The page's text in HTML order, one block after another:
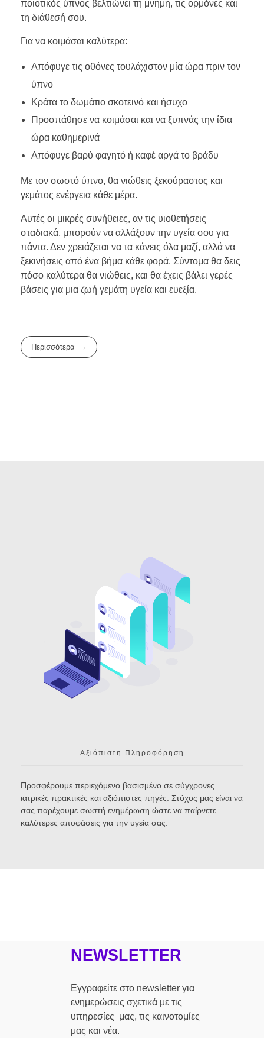
ποιοτικός ύπνος βελτιώνει τη μνήμη, τις ορμόνες και
τη διάθεσή σου.
Για να κοιμάσαι καλύτερα:
Απόφυγε τις οθόνες τουλάχιστον μία ώρα πριν τον
ύπνο
Κράτα το δωμάτιο σκοτεινό και ήσυχο
Προσπάθησε να κοιμάσαι και να ξυπνάς την ίδια
ώρα καθημερινά
Απόφυγε βαρύ φαγητό ή καφέ αργά το βράδυ
Με τον σωστό ύπνο, θα νιώθεις ξεκούραστος και
γεμάτος ενέργεια κάθε μέρα.
Αυτές οι μικρές συνήθειες, αν τις υιοθετήσεις
σταδιακά, μπορούν να αλλάξουν την υγεία σου για
πάντα. Δεν χρειάζεται να τα κάνεις όλα μαζί, αλλά να
ξεκινήσεις από ένα βήμα κάθε φορά. Σύντομα θα δεις
πόσο καλύτερα θα νιώθεις, και θα έχεις βάλει γερές
βάσεις για μια ζωή γεμάτη υγεία και ευεξία.
Περισσότερα
Αξιόπιστη Πληροφόρηση
Προσφέρουμε περιεχόμενο βασισμένο σε σύγχρονες
ιατρικές πρακτικές και αξιόπιστες πηγές. Στόχος μας είναι να
σας παρέχουμε σωστή ενημέρωση ώστε να παίρνετε
καλύτερες αποφάσεις για την υγεία σας.
NEWSLETTER
Εγγραφείτε στο newsletter για
ενημερώσεις σχετικά με τις
υπηρεσίες μας, τις καινοτομίες
μας και νέα.